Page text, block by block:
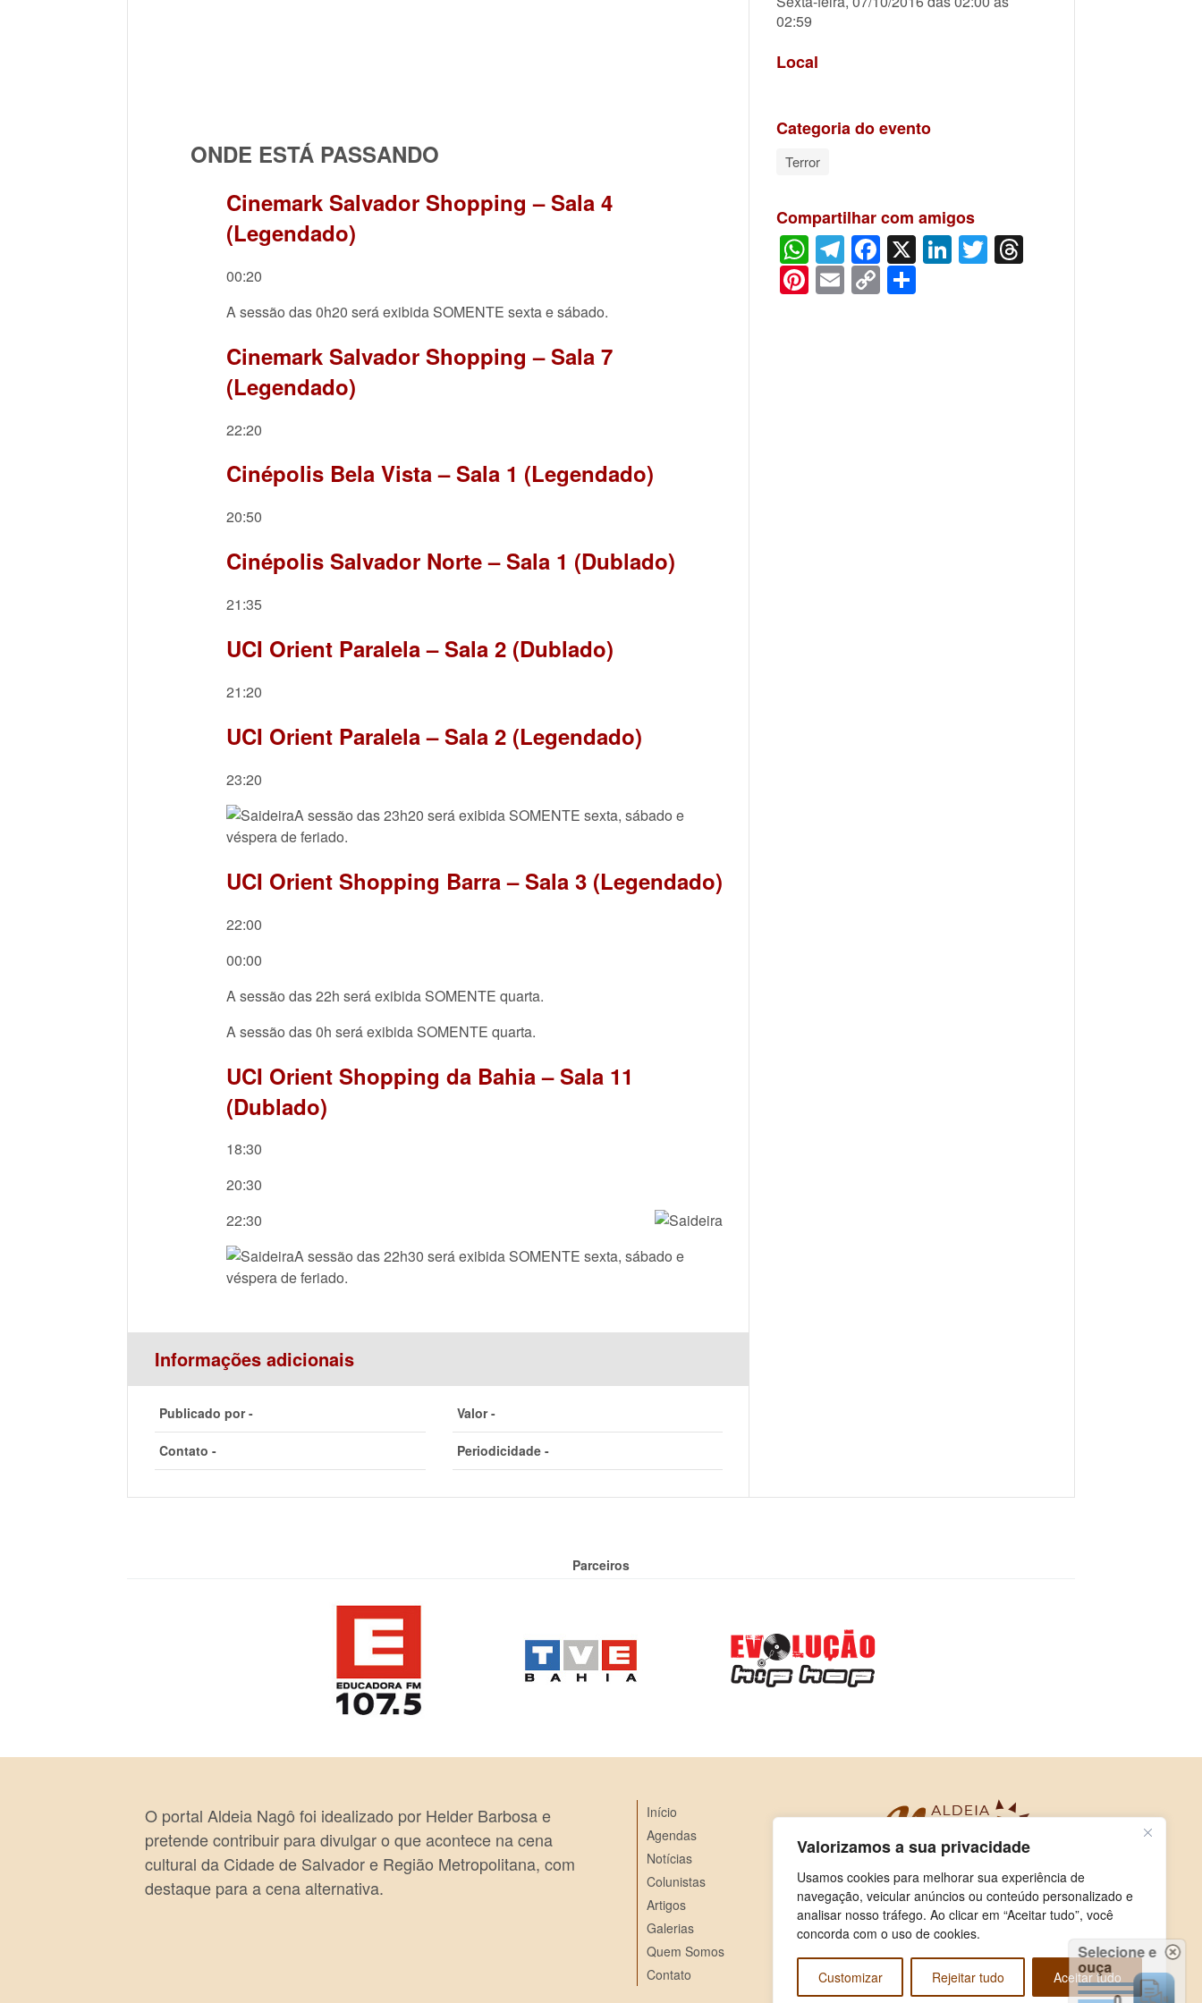
Valorizamos a sua privacidade
Usamos cookies para melhorar sua experiência de
navegação, veicular anúncios ou conteúdo personalizado e
analisar nosso tráfego. Ao clicar em “Aceitar tudo”, você
concorda com o uso de cookies.
Customizar Rejeitar tudo Aceitar tudo
ONDE ESTÁ PASSANDO
Cinemark Salvador Shopping – Sala 4
(Legendado)
00:20
A sessão das 0h20 será exibida SOMENTE sexta e sábado.
Cinemark Salvador Shopping – Sala 7
(Legendado)
22:20
Cinépolis Bela Vista – Sala 1 (Legendado)
20:50
Cinépolis Salvador Norte – Sala 1 (Dublado)
21:35
UCI Orient Paralela – Sala 2 (Dublado)
21:20
UCI Orient Paralela – Sala 2 (Legendado)
23:20
A sessão das 23h20 será exibida SOMENTE sexta, sábado e
véspera de feriado.
UCI Orient Shopping Barra – Sala 3 (Legendado)
22:00
00:00
A sessão das 22h será exibida SOMENTE quarta.
A sessão das 0h será exibida SOMENTE quarta.
UCI Orient Shopping da Bahia – Sala 11
(Dublado)
18:30
20:30
22:30
A sessão das 22h30 será exibida SOMENTE sexta, sábado e
véspera de feriado.
Informações adicionais
Publicado por - Valor -
Contato - Periodicidade -
02:59
Local
Categoria do evento
Terror
Compartilhar com amigos
WhatsApp
Telegram
Facebook
X LinkedIn
Twitter
Pinterest
Email
Copy
Link
Parceiros
O portal Aldeia Nagô foi idealizado por Helder Barbosa e
pretende contribuir para divulgar o que acontece na cena
cultural da Cidade de Salvador e Região Metropolitana, com
destaque para a cena alternativa.
Início
Agendas
Notícias
Colunistas
Artigos
Galerias
Quem Somos
Contato
Selecione e
ouça